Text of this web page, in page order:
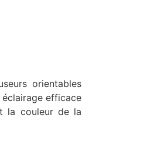
orientables
efficace
la couleur de la